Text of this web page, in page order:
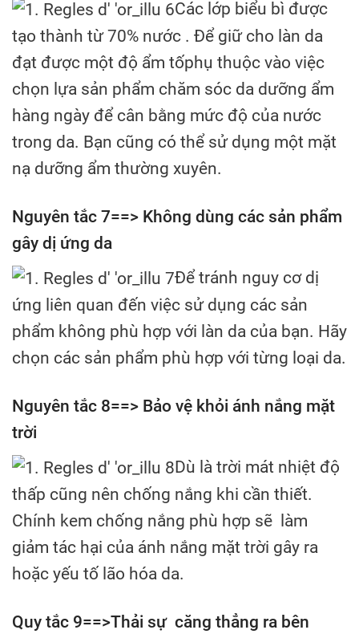
Các lớp biểu bì được
tạo thành từ 70% nước . Để giữ cho làn da
đạt được một độ ẩm tốphụ thuộc vào việc
chọn lựa sản phẩm chăm sóc da dưỡng ẩm
hàng ngày để cân bằng mức độ của nước
trong da. Bạn cũng có thể sử dụng một mặt
nạ dưỡng ẩm thường xuyên.
Nguyên tắc 7==> Không dùng các sản phẩm
gây dị ứng da
Để tránh nguy cơ dị
ứng liên quan đến việc sử dụng các sản
phẩm không phù hợp với làn da của bạn. Hãy
chọn các sản phẩm phù hợp với từng loại da.
Nguyên tắc 8==> Bảo vệ khỏi ánh nắng mặt
trời
Dù là trời mát nhiệt độ
thấp cũng nên chống nắng khi cần thiết.
Chính kem chống nắng phù hợp sẽ làm
giảm tác hại của ánh nắng mặt trời gây ra
hoặc yếu tố lão hóa da.
Quy tắc 9==>Thải sự căng thẳng ra bên